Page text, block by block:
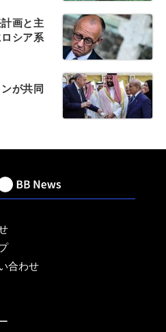
画と主
シア系
が共同
合わせ